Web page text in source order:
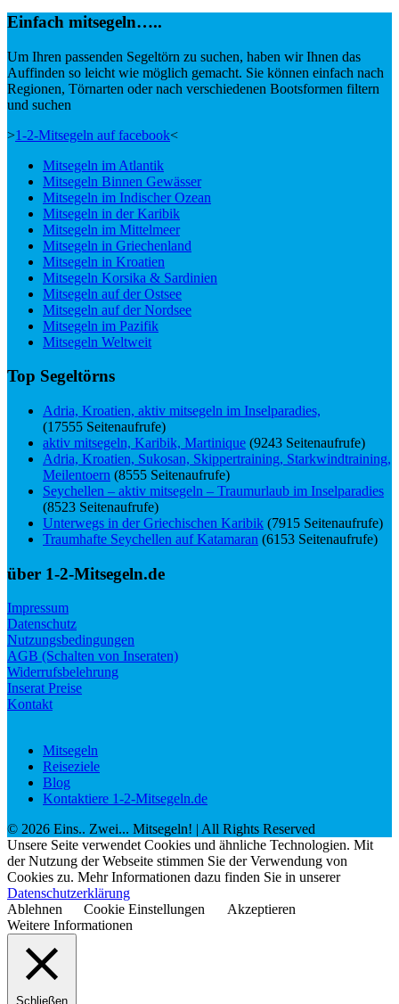
Einfach mitsegeln…..
Um Ihren passenden Segeltörn zu suchen, haben wir Ihnen das
Auffinden so leicht wie möglich gemacht. Sie können einfach nach
Regionen, Törnarten oder nach verschiedenen Bootsformen filtern
und suchen
>1-2-Mitsegeln auf facebook<
Mitsegeln im Atlantik
Mitsegeln Binnen Gewässer
Mitsegeln im Indischer Ozean
Mitsegeln in der Karibik
Mitsegeln im Mittelmeer
Mitsegeln in Griechenland
Mitsegeln in Kroatien
Mitsegeln Korsika & Sardinien
Mitsegeln auf der Ostsee
Mitsegeln auf der Nordsee
Mitsegeln im Pazifik
Mitsegeln Weltweit
Top Segeltörns
Adria, Kroatien, aktiv mitsegeln im Inselparadies,
(17555 Seitenaufrufe)
aktiv mitsegeln, Karibik, Martinique (9243 Seitenaufrufe)
Adria, Kroatien, Sukosan, Skippertraining, Starkwindtraining,
Meilentoern (8555 Seitenaufrufe)
Seychellen – aktiv mitsegeln – Traumurlaub im Inselparadies
(8523 Seitenaufrufe)
Unterwegs in der Griechischen Karibik (7915 Seitenaufrufe)
Traumhafte Seychellen auf Katamaran (6153 Seitenaufrufe)
über 1-2-Mitsegeln.de
Impressum
Datenschutz
Nutzungsbedingungen
AGB (Schalten von Inseraten)
Widerrufsbelehrung
Inserat Preise
Kontakt
Mitsegeln
Reiseziele
Blog
Kontaktiere 1-2-Mitsegeln.de
© 2026 Eins.. Zwei... Mitsegeln! | All Rights Reserved
Unsere Seite verwendet Cookies und ähnliche Technologien. Mit
der Nutzung der Webseite stimmen Sie der Verwendung von
Cookies zu. Mehr Informationen dazu finden Sie in unserer
Datenschutzerklärung
Ablehnen
Cookie Einstellungen
Akzeptieren
Weitere Informationen
Schließen